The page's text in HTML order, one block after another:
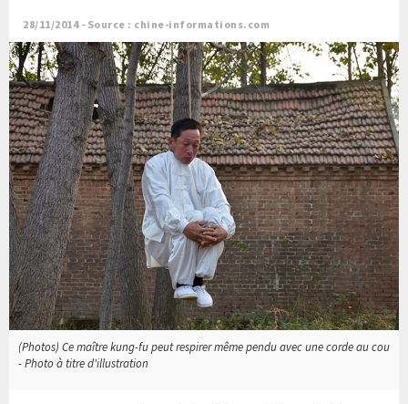
28/11/2014 Source : chine-informations.com
(Photos) Ce maître kung-fu peut respirer même pendu avec une corde au cou
- Photo à titre d'illustration